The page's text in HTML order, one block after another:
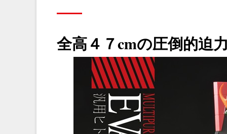
全高４７cmの圧倒的迫